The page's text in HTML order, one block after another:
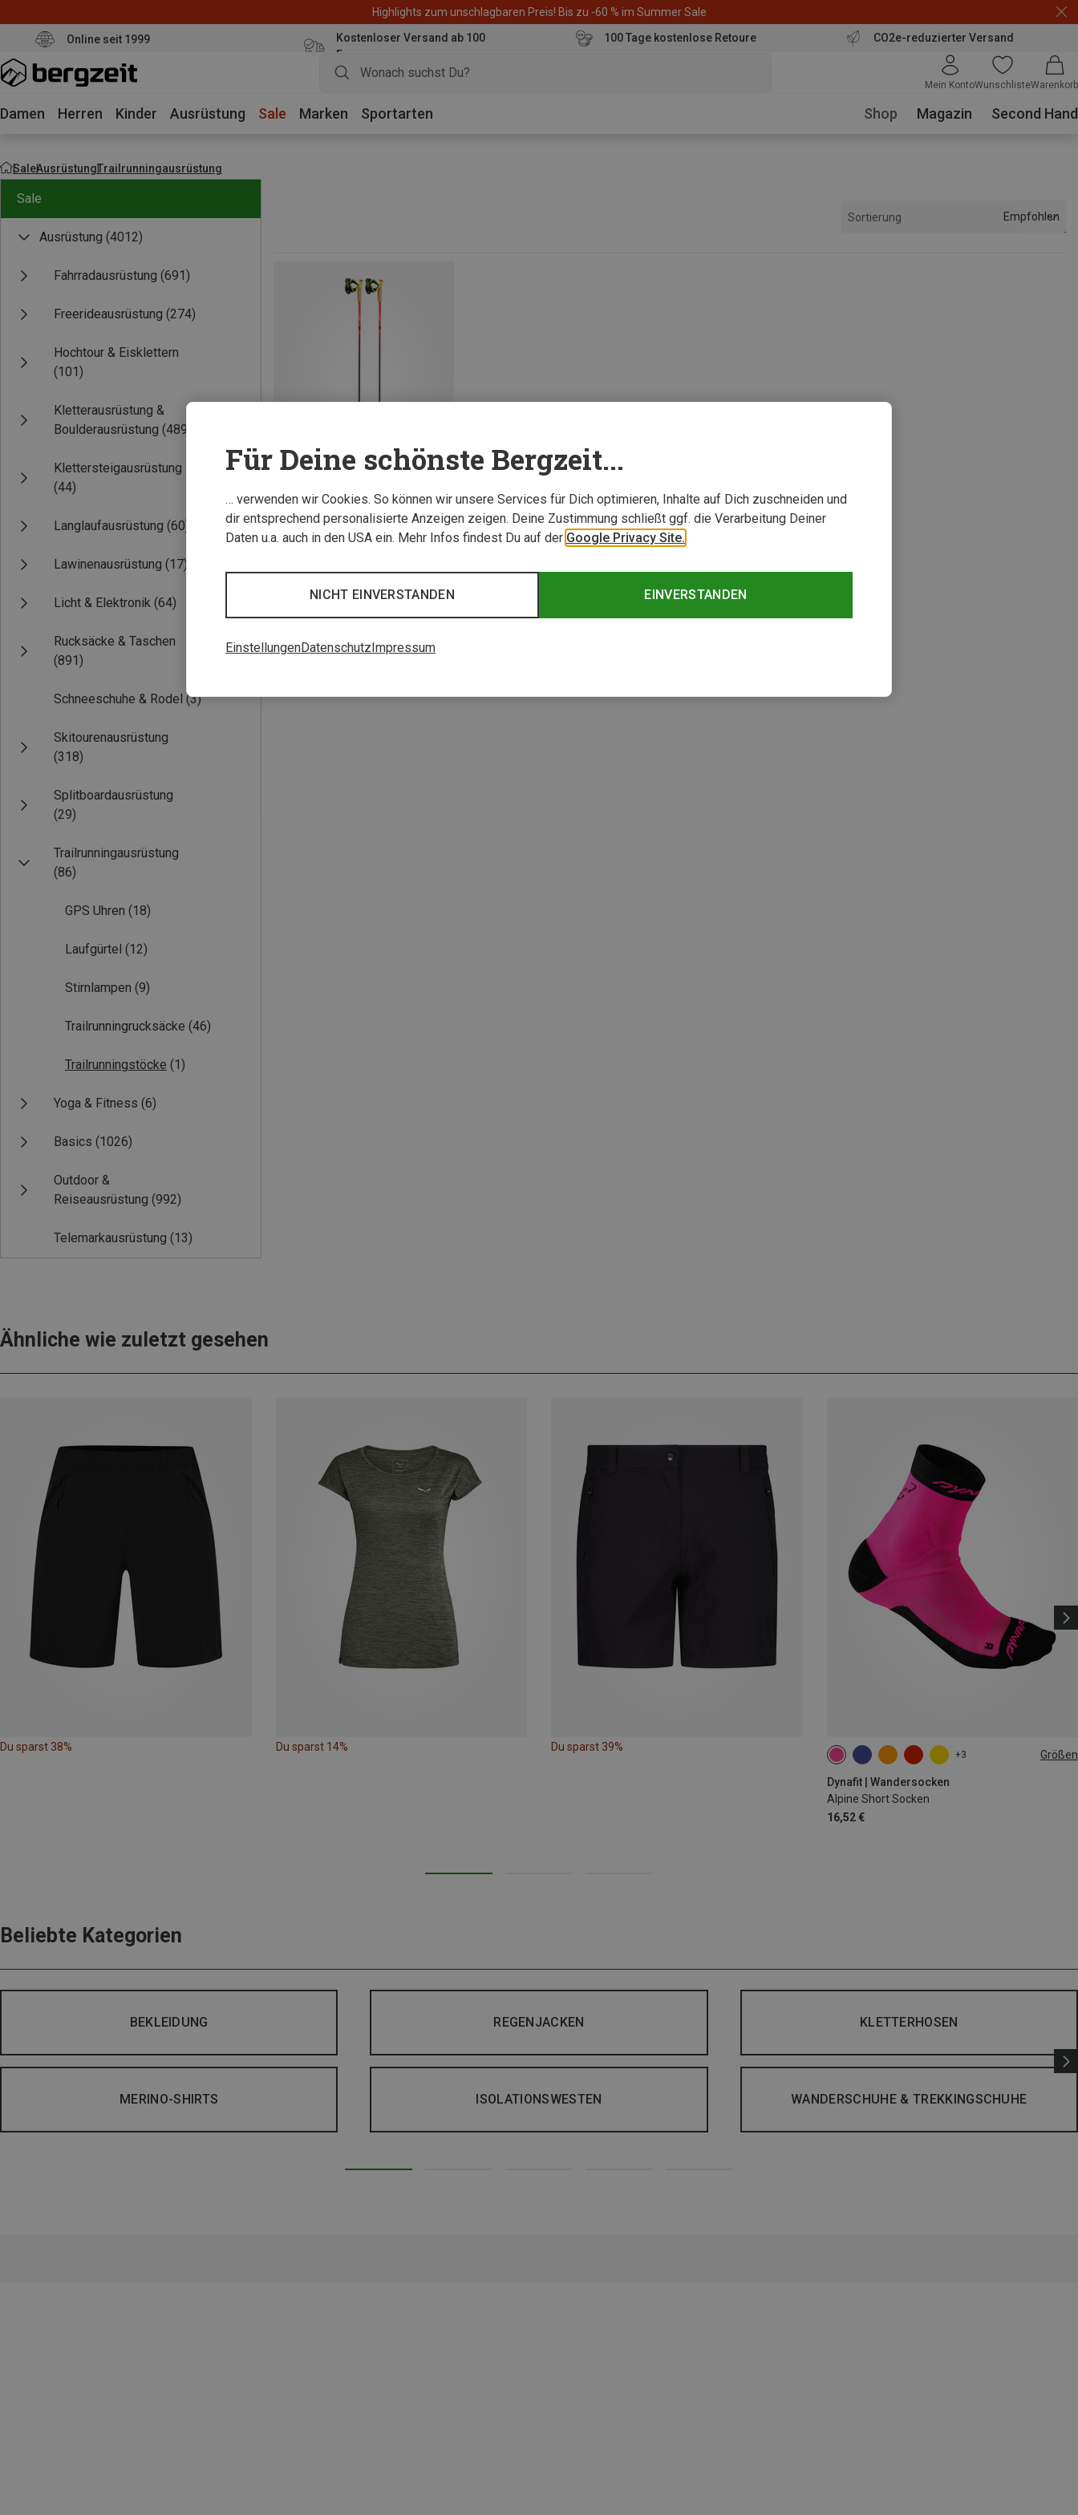
Highlights zum unschlagbaren Preis! Bis zu -60 % im Summer Sale
Online seit 1999
Kostenloser Versand ab 100
Euro
100 Tage kostenlose Retoure CO2e-reduzierter Versand
Mein KontoWunschlisteWarenkorb
Damen Herren Kinder Ausrüstung Sale Marken Sportarten Shop Magazin Second Hand
SaleAusrüstungTrailrunningausrüstung
Sale
Ausrüstung (4012)
Fahrradausrüstung (691)
Freerideausrüstung (274)
Hochtour & Eisklettern
(101)
Kletterausrüstung &
Boulderausrüstung (489)
Klettersteigausrüstung
(44)
Langlaufausrüstung (60)
Lawinenausrüstung (17)
Licht & Elektronik (64)
Rucksäcke & Taschen
(891)
Schneeschuhe & Rodel (3)
Skitourenausrüstung
(318)
Splitboardausrüstung
(29)
Trailrunningausrüstung
(86)
GPS Uhren (18)
Laufgürtel (12)
Stirnlampen (9)
Trailrunningrucksäcke (46)
Trailrunningstöcke (1)
Yoga & Fitness (6)
Basics (1026)
Outdoor &
Reiseausrüstung (992)
Telemarkausrüstung (13)
Sortierung Empfohlen
Du sparst 27%
1 von 1 Artikel angesehen
Ähnliche wie zuletzt gesehen
Du sparst 38% Du sparst 14% Du sparst 39%
+3 Größen
Dynafit | Wandersocken
Alpine Short Socken
16,52 €
35|36|37|38 39|40|41|42
Beliebte Kategorien
BEKLEIDUNG REGENJACKEN KLETTERHOSEN
MERINO-SHIRTS ISOLATIONSWESTEN WANDERSCHUHE & TREKKINGSCHUHE
Für Deine schönste Bergzeit...
… verwenden wir Cookies. So können wir unsere Services für Dich optimieren, Inhalte auf Dich zuschneiden und
dir entsprechend personalisierte Anzeigen zeigen. Deine Zustimmung schließt ggf. die Verarbeitung Deiner
Daten u.a. auch in den USA ein. Mehr Infos findest Du auf der Google Privacy Site.
EINVERSTANDEN
NICHT EINVERSTANDEN
EinstellungenDatenschutzImpressum